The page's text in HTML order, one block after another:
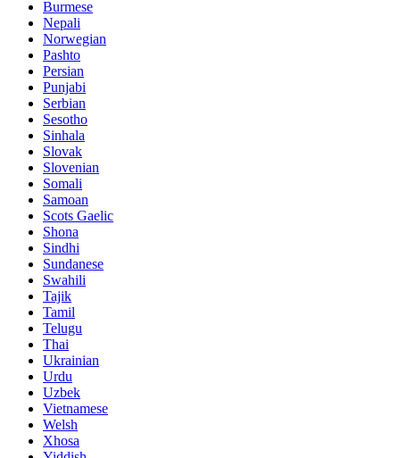
Burmese
Nepali
Norwegian
Pashto
Persian
Punjabi
Serbian
Sesotho
Sinhala
Slovak
Slovenian
Somali
Samoan
Scots Gaelic
Shona
Sindhi
Sundanese
Swahili
Tajik
Tamil
Telugu
Thai
Ukrainian
Urdu
Uzbek
Vietnamese
Welsh
Xhosa